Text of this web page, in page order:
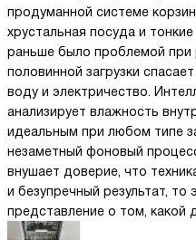
продуманной системе
хрустальная посуда и
раньше было проблемой при
половинной загрузки
воду и электричество.
анализирует влажность
идеальным при любом типе
незаметный фоновый
внушает доверие, что
и безупречный результат,
представление о том, какой